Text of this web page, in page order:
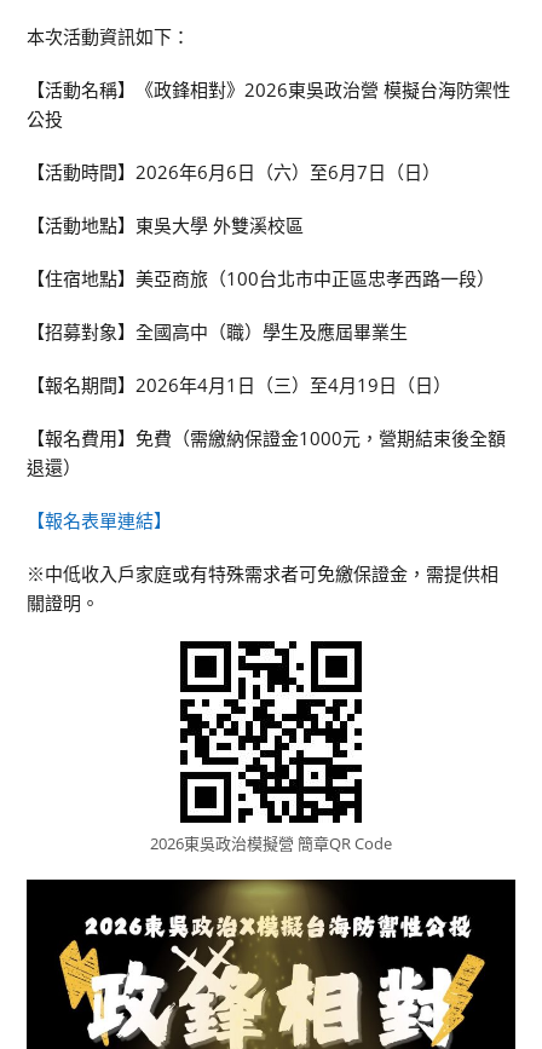
本次活動資訊如下：
【活動名稱】《政鋒相對》2026東吳政治營 模擬台海防禦性
公投
【活動時間】2026年6月6日（六）至6月7日（日）
【活動地點】東吳大學 外雙溪校區
【住宿地點】美亞商旅（100台北市中正區忠孝西路一段）
【招募對象】全國高中（職）學生及應屆畢業生
【報名期間】2026年4月1日（三）至4月19日（日）
【報名費用】免費（需繳納保證金1000元，營期結束後全額
退還）
【報名表單連結】
※中低收入戶家庭或有特殊需求者可免繳保證金，需提供相
關證明。
2026東吳政治模擬營 簡章QR Code